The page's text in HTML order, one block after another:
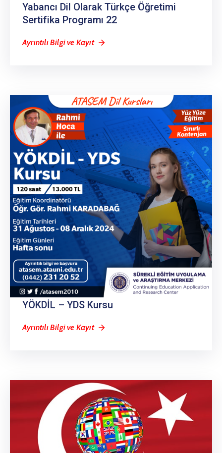
Yabancı Dil Olarak Türkçe Öğretimi
Sertifika Programı 22
Ayrıntılı Bilgi ve Kayıt
YÖKDİL – YDS Kursu
Ayrıntılı Bilgi ve Kayıt